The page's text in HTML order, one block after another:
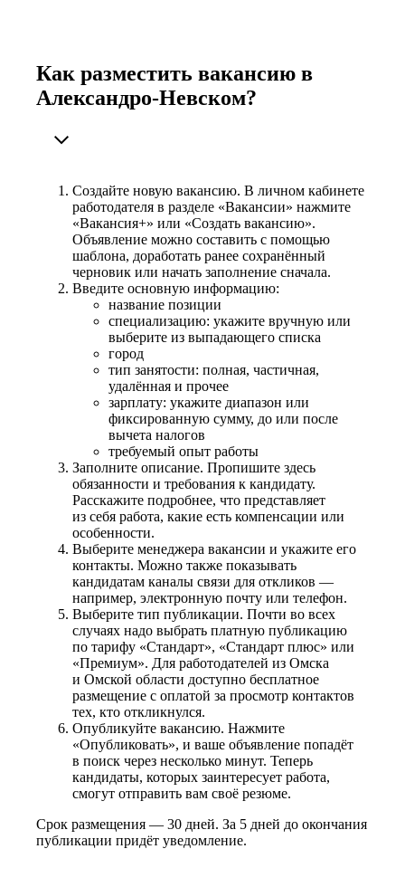
Как разместить вакансию в
Александро-Невском?
Создайте новую вакансию. В личном кабинете
работодателя в разделе «Вакансии» нажмите
«Вакансия+» или «Создать вакансию».
Объявление можно составить с помощью
шаблона, доработать ранее сохранённый
черновик или начать заполнение сначала.
Введите основную информацию:
название позиции
специализацию: укажите вручную или
выберите из выпадающего списка
город
тип занятости: полная, частичная,
удалённая и прочее
зарплату: укажите диапазон или
фиксированную сумму, до или после
вычета налогов
требуемый опыт работы
Заполните описание. Пропишите здесь
обязанности и требования к кандидату.
Расскажите подробнее, что представляет
из себя работа, какие есть компенсации или
особенности.
Выберите менеджера вакансии и укажите его
контакты. Можно также показывать
кандидатам каналы связи для откликов —
например, электронную почту или телефон.
Выберите тип публикации. Почти во всех
случаях надо выбрать платную публикацию
по тарифу «Стандарт», «Стандарт плюс» или
«Премиум». Для работодателей из Омска
и Омской области доступно бесплатное
размещение с оплатой за просмотр контактов
тех, кто откликнулся.
Опубликуйте вакансию. Нажмите
«Опубликовать», и ваше объявление попадёт
в поиск через несколько минут. Теперь
кандидаты, которых заинтересует работа,
смогут отправить вам своё резюме.
Срок размещения — 30 дней. За 5 дней до окончания
публикации придёт уведомление.